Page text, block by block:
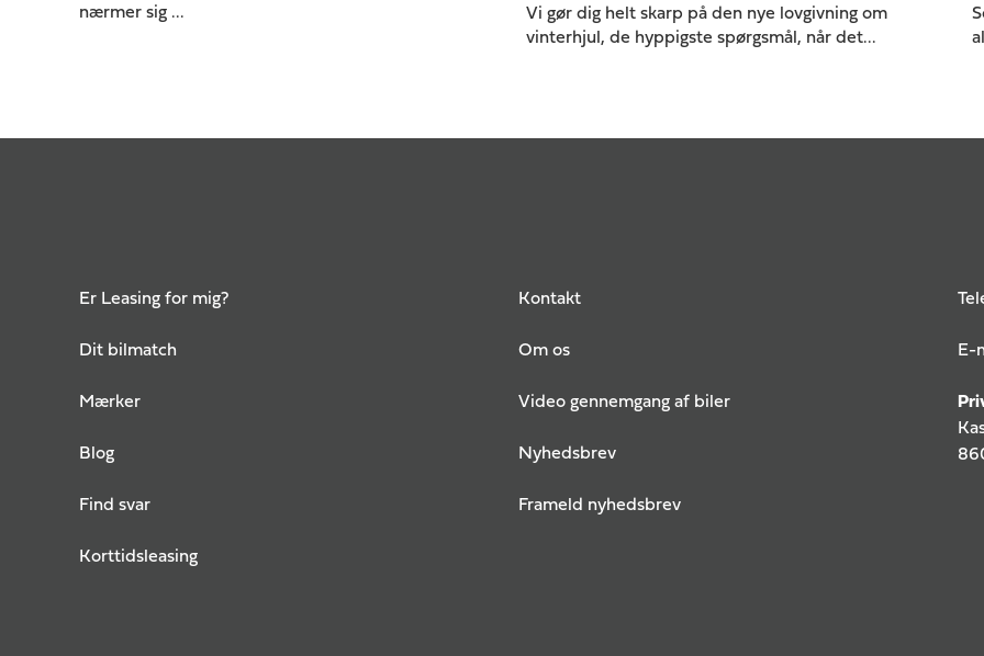
nærmer sig ...
Vi gør dig helt skarp på den nye lovgivning om
vinterhjul, de hyppigste spørgsmål, når det...
Er Leasing for mig?
Dit bilmatch
Mærker
Blog
Find svar
Korttidsleasing
Kontakt
Om os
Video gennemgang af biler
Nyhedsbrev
Frameld nyhedsbrev
E-